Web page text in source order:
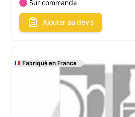
Sur commande
Ajouter au devis
Fabriqué en France